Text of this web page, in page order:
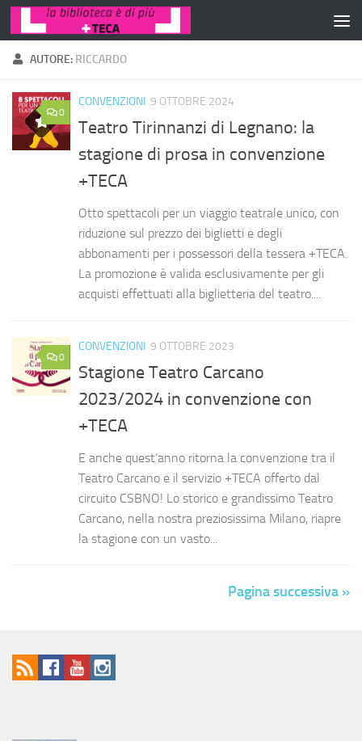
Salta al contenuto
AUTORE: RICCARDO
0
CONVENZIONI 9 OTTOBRE 2024
Teatro Tirinnanzi di Legnano: la
stagione di prosa in convenzione
+TECA
Otto spettacoli per un viaggio teatrale unico, con
riduzione sul prezzo dei biglietti e degli
abbonamenti per i possessori della tessera +TECA.
La promozione è valida esclusivamente per gli
acquisti effettuati alla biglietteria del teatro....
0
CONVENZIONI 9 OTTOBRE 2023
Stagione Teatro Carcano
2023/2024 in convenzione con
+TECA
E anche quest’anno ritorna la convenzione tra il
Teatro Carcano e il servizio +TECA offerto dal
circuito CSBNO! Lo storico e grandissimo Teatro
Carcano, nella nostra preziosissima Milano, riapre
la stagione con un vasto...
Pagina successiva »